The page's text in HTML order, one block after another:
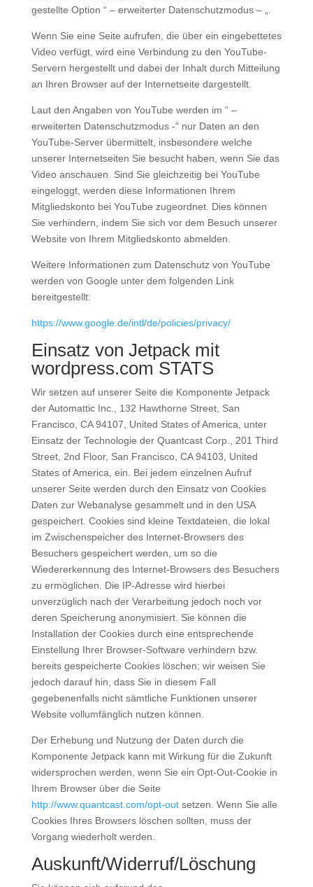
gestellte Option “ – erweiterter Datenschutzmodus – „.
Wenn Sie eine Seite aufrufen, die über ein eingebettetes
Video verfügt, wird eine Verbindung zu den YouTube-
Servern hergestellt und dabei der Inhalt durch Mitteilung
an Ihren Browser auf der Internetseite dargestellt.
Laut den Angaben von YouTube werden im “ –
erweiterten Datenschutzmodus -“ nur Daten an den
YouTube-Server übermittelt, insbesondere welche
unserer Internetseiten Sie besucht haben, wenn Sie das
Video anschauen. Sind Sie gleichzeitig bei YouTube
eingeloggt, werden diese Informationen Ihrem
Mitgliedskonto bei YouTube zugeordnet. Dies können
Sie verhindern, indem Sie sich vor dem Besuch unserer
Website von Ihrem Mitgliedskonto abmelden.
Weitere Informationen zum Datenschutz von YouTube
werden von Google unter dem folgenden Link
bereitgestellt:
https://www.google.de/intl/de/policies/privacy/
Einsatz von Jetpack mit
wordpress.com STATS
Wir setzen auf unserer Seite die Komponente Jetpack
der Automattic Inc., 132 Hawthorne Street, San
Francisco, CA 94107, United States of America, unter
Einsatz der Technologie der Quantcast Corp., 201 Third
Street, 2nd Floor, San Francisco, CA 94103, United
States of America, ein. Bei jedem einzelnen Aufruf
unserer Seite werden durch den Einsatz von Cookies
Daten zur Webanalyse gesammelt und in den USA
gespeichert. Cookies sind kleine Textdateien, die lokal
im Zwischenspeicher des Internet-Browsers des
Besuchers gespeichert werden, um so die
Wiedererkennung des Internet-Browsers des Besuchers
zu ermöglichen. Die IP-Adresse wird hierbei
unverzüglich nach der Verarbeitung jedoch noch vor
deren Speicherung anonymisiert. Sie können die
Installation der Cookies durch eine entsprechende
Einstellung Ihrer Browser-Software verhindern bzw.
bereits gespeicherte Cookies löschen; wir weisen Sie
jedoch darauf hin, dass Sie in diesem Fall
gegebenenfalls nicht sämtliche Funktionen unserer
Website vollumfänglich nutzen können.
Der Erhebung und Nutzung der Daten durch die
Komponente Jetpack kann mit Wirkung für die Zukunft
widersprochen werden, wenn Sie ein Opt-Out-Cookie in
Ihrem Browser über die Seite
http://www.quantcast.com/opt-outsetzen. Wenn Sie alle
Cookies Ihres Browsers löschen sollten, muss der
Vorgang wiederholt werden.
Auskunft/Widerruf/Löschung